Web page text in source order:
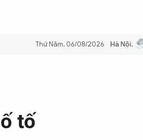
để đảm bảo an ninh năng lượng quốc gia
Thứ Năm, 06/08/2026 Hà Nội,
tố